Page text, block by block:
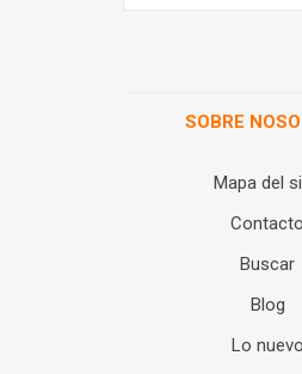
SOBRE
Mapa del
Contacto
Buscar
Blog
Lo nuevo